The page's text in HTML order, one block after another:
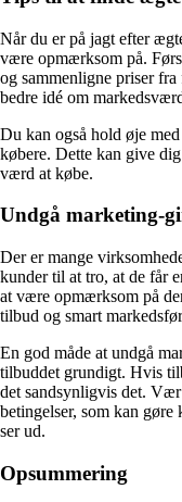
Når du er på jagt efter
være opmærksom på.
og sammenligne priser
bedre idé om
Du kan også hold øje
købere. Dette kan give
værd at købe.
Undgå marketing-
Der er mange
kunder til at tro, at de får
at være opmærksom på
tilbud og smart
En god måde at undgå
tilbuddet grundigt. Hvis
det sandsynligvis det.
betingelser, som kan
ser ud.
Opsummering